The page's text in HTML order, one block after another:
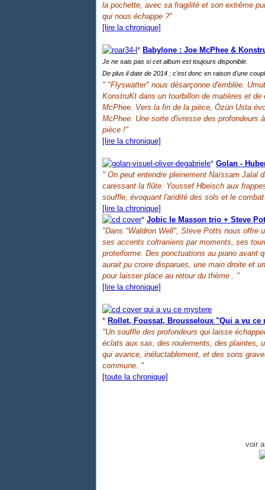
la pochette, avec sa fragilité et son extrême
qui nous échappe ?"
[lire la chronique]
* Babylone : Joe McPhee &
Je ne sais pas si cet album est toujours disponible.
De plus il date de 2014 : c'est donc en raison d'une
" "Flyswatter" nous désarçonne d'emblée.
KonstruKt dans un tourbillon de matières et
McPhee. Vers la fin de la pièce, Özün Usta
McPhee. Une sorte d'ivresse des profondeurs
pièce !"
[lire la chronique]
* Golan -
" On peut entendre pleinement Naïssam Jalal
caressant la flûte. Youssef Hbeisch aux
souffle, évoquant l'aridité des sols et le
[lire la chronique]
* Jobic le Masson trio + Steve
"Dans "Waldron Well", Steve Potts nous offre
ses accents coltraniens par moments, ses
proteiforme. Des ponctuations au piano avant
aurait pu croire disparues, une main droite et
pour laisser place au retour du thème . "
[lire la chronique]
* Rollet, Foussat, Brousseloux "Qui a vu
"Un souffle des profondeurs qui laisse
éclats aux sax, des roulements, des plaintes,
qui avance, inéluctablement, et des sons
commune. "
[toute la chronique]
voir